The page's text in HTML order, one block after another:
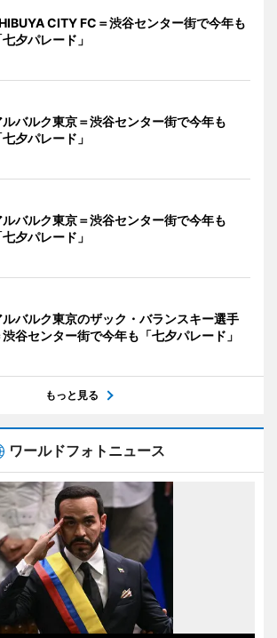
CITY FC＝渋谷センター街で今年も
七夕パレード」
ルバルク東京＝渋谷センター街で今年も
七夕パレード」
ルバルク東京＝渋谷センター街で今年も
七夕パレード」
ルバルク東京のザック・バランスキー選手
渋谷センター街で今年も「七夕パレード」
もっと見る
ワールドフォトニュース